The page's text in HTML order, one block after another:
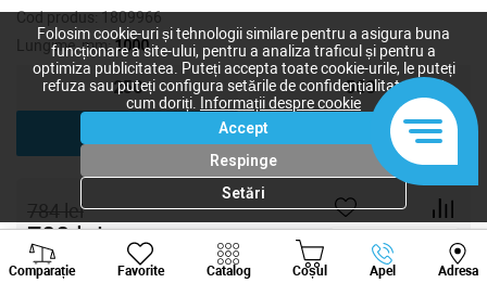
Cod produs:1809966
Lungime, mm:1000
250 500
784lei
700lei
Comparație Favorite Catalog Coșul Apel Adresa
Viber Whatsapp
Folosim cookie-uri și tehnologii similare pentru a asigura buna
funcționare a site-ului, pentru a analiza traficul și pentru a
optimiza publicitatea. Puteți accepta toate cookie-urile, le puteți
refuza sau puteți configura setările de confidențialitate după
cum doriți.
Informații despre cookie
Accept
Respinge
Setări